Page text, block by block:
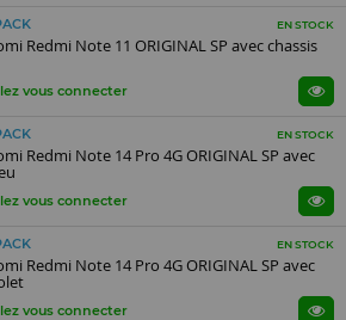
EN STOCK
Redmi Note 11 ORIGINAL SP avec chassis
vous connecter
EN STOCK
Redmi Note 14 Pro 4G ORIGINAL SP avec
vous connecter
EN STOCK
Redmi Note 14 Pro 4G ORIGINAL SP avec
vous connecter